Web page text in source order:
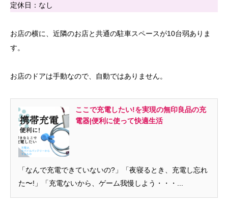
定休日：なし
お店の横に、近隣のお店と共通の駐車スペースが10台弱ありま
す。
お店のドアは手動なので、自動ではありません。
ここで充電したい!を実現の無印良品の充
電器|便利に使って快適生活
「なんで充電できていないの?」「夜寝るとき、充電し忘れ
た〜!」「充電ないから、ゲーム我慢しよう・・・...